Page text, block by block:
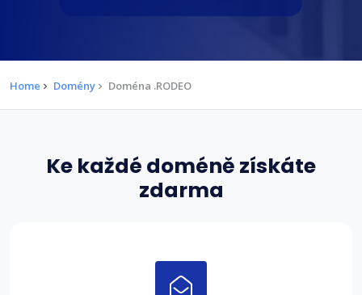
Home Domény Doména .RODEO
Ke každé doméně získáte
zdarma